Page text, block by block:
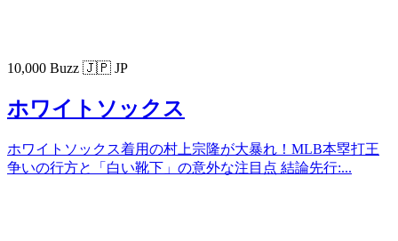
10,000 Buzz 🇯🇵 JP
ホワイトソックス
ホワイトソックス着用の村上宗隆が大暴れ！MLB本塁打王
争いの行方と「白い靴下」の意外な注目点 結論先行:...